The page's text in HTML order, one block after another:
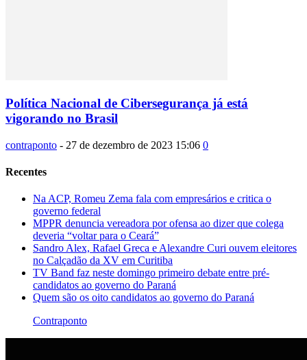
Política Nacional de Cibersegurança já está
vigorando no Brasil
contraponto - 27 de dezembro de 2023 15:06 0
Recentes
Na ACP, Romeu Zema fala com empresários e critica o
governo federal
MPPR denuncia vereadora por ofensa ao dizer que colega
deveria “voltar para o Ceará”
Sandro Alex, Rafael Greca e Alexandre Curi ouvem eleitores
no Calçadão da XV em Curitiba
TV Band faz neste domingo primeiro debate entre pré-
candidatos ao governo do Paraná
Quem são os oito candidatos ao governo do Paraná
Contraponto